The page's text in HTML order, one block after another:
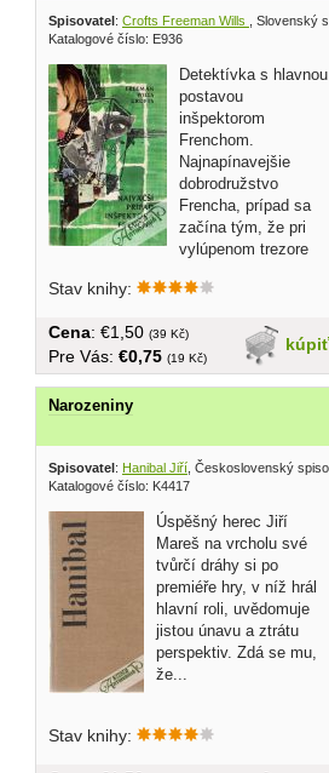
Spisovatel: Crofts Freeman Wills
, Slovenský
Katalogové číslo: E936
Detektívka s hlavnou
postavou
inšpektorom
Frenchom.
Najnapínavejšie
dobrodružstvo
Frencha, prípad sa
začína tým, že pri
vylúpenom trezore
Stav knihy:
kúpiť
Cena: €1,50 (39 Kč)
Pre Vás: €0,75 (19 Kč)
Narozeniny
Spisovatel: Hanibal Jiří , Československý
Katalogové číslo: K4417
Úspěšný herec Jiří
Mareš na vrcholu své
tvůrčí dráhy si po
premiéře hry, v níž hrál
hlavní roli, uvědomuje
jistou únavu a ztrátu
perspektiv. Zdá se mu,
že...
Stav knihy: